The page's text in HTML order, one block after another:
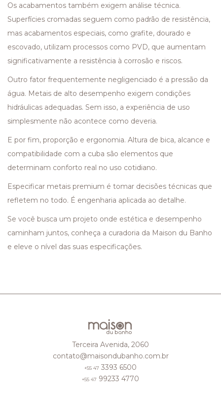
Os acabamentos também exigem análise técnica.
Superfícies cromadas seguem como padrão de resistência,
mas acabamentos especiais, como grafite, dourado e
escovado, utilizam processos como PVD, que aumentam
significativamente a resistência à corrosão e riscos.
Outro fator frequentemente negligenciado é a pressão da
água. Metais de alto desempenho exigem condições
hidráulicas adequadas. Sem isso, a experiência de uso
simplesmente não acontece como deveria.
E por fim, proporção e ergonomia. Altura de bica, alcance e
compatibilidade com a cuba são elementos que
determinam conforto real no uso cotidiano.
Especificar metais premium é tomar decisões técnicas que
refletem no todo. É engenharia aplicada ao detalhe.
Se você busca um projeto onde estética e desempenho
caminham juntos, conheça a curadoria da Maison du Banho
e eleve o nível das suas especificações.
Terceira Avenida, 2060
contato@maisondubanho.com.br
+55 47 3393 6500
+55 47 99233 4770